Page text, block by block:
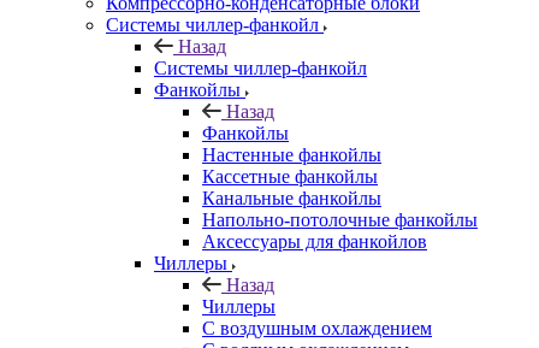
Системы чиллер-фанкойл
Назад
Системы чиллер-фанкойл
Фанкойлы
Назад
Фанкойлы
Настенные фанкойлы
Кассетные фанкойлы
Канальные фанкойлы
Напольно-потолочные фанкойлы
Аксессуары для фанкойлов
Чиллеры
Назад
Чиллеры
С воздушным охлаждением